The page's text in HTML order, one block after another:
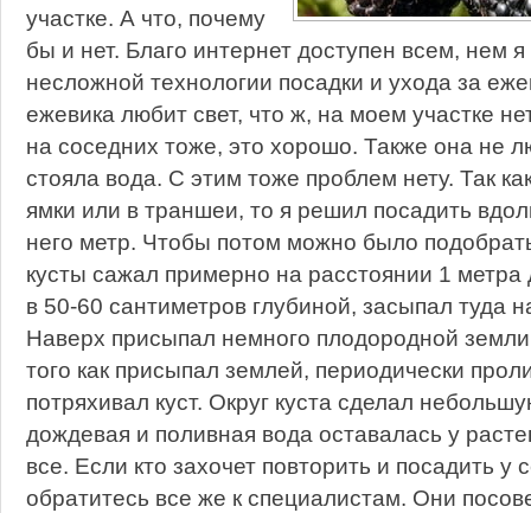
участке. А что, почему
бы и нет. Благо интернет доступен всем, нем
несложной технологии посадки и ухода за
ежевика любит свет, что ж, на моем участке
на соседних тоже, это хорошо. Также она не
стояла вода. С этим тоже проблем нету. Так
ямки или в траншеи, то я решил посадить
него метр. Чтобы потом можно было
кусты сажал примерно на расстоянии 1 метра
в 50-60 сантиметров глубиной, засыпал туда
Наверх присыпал немного плодородной
того как присыпал землей, периодически
потряхивал куст. Округ куста сделал
дождевая и поливная вода оставалась у
все. Если кто захочет повторить и посадить у
обратитесь все же к специалистам. Они